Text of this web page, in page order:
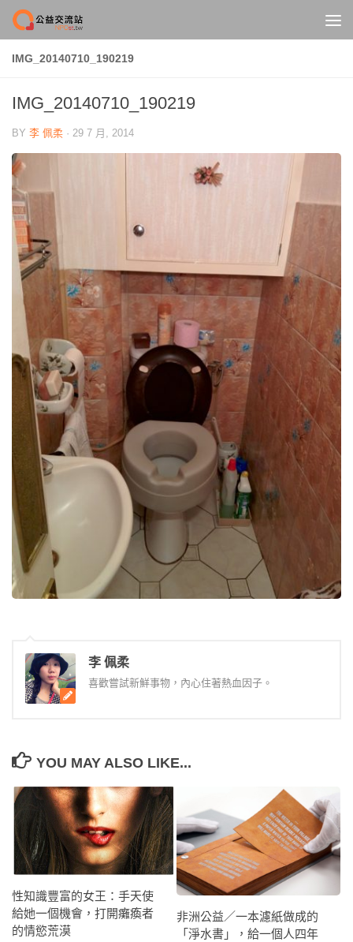
Skip to content
IMG_20140710_190219
IMG_20140710_190219
BY 李 佩柔 · 29 7 月, 2014
李 佩柔
喜歡嘗試新鮮事物，內心住著熱血因子。
YOU MAY ALSO LIKE...
性知識豐富的女王：手天使
給她一個機會，打開癱瘓者
的情慾荒漠
非洲公益／一本濾紙做成的
「淨水書」，給一個人四年